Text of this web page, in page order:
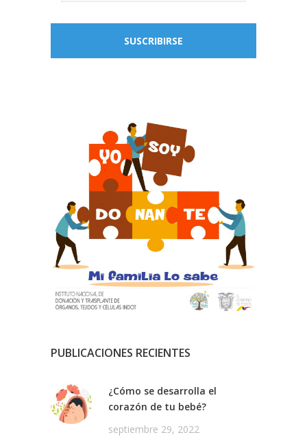
PUBLICACIONES RECIENTES
¿Cómo se desarrolla el
corazón de tu bebé?
septiembre 29, 2022